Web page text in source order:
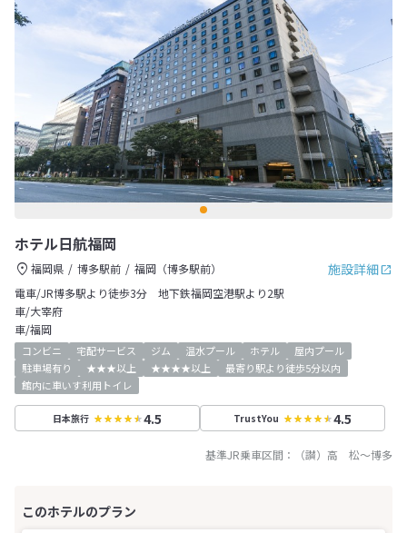
ホテル日航福岡
施設詳細
福岡県 博多駅前
福岡（博多駅前）
電車/JR博多駅より徒歩3分 地下鉄福岡空港駅より2駅
車/大宰府
車/福岡
コンビニ 宅配サービス ジム 温水プール ホテル
屋内プール
駐車場有り
★★★以上 ★★★★以上
最寄り駅より徒歩5分以内
館内に車いす利用トイレ
日本旅行 4.5 TrustYou 4.5
基準JR乗車区間： （讃）高 松～博多